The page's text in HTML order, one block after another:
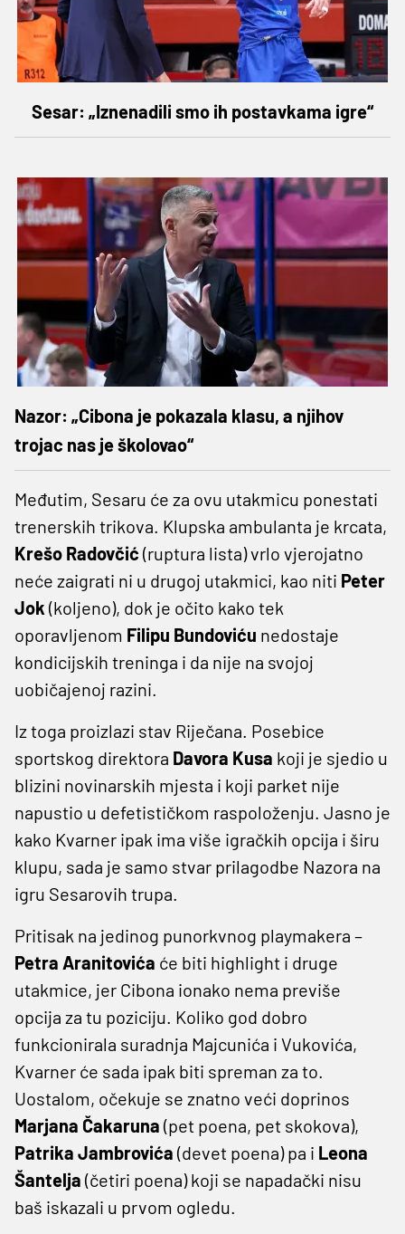
Sesar: „Iznenadili smo ih postavkama igre“
Nazor: „Cibona je pokazala klasu, a njihov
trojac nas je školovao“
Međutim, Sesaru će za ovu utakmicu ponestati
trenerskih trikova. Klupska ambulanta je krcata,
Krešo Radovčić (ruptura lista)vrlo vjerojatno
neće zaigrati ni u drugoj utakmici, kao niti Peter
Jok (koljeno), dok je očito kako tek
oporavljenom Filipu Bundoviću nedostaje
kondicijskih treninga i da nije na svojoj
uobičajenoj razini.
Iz toga proizlazi stav Riječana. Posebice
sportskog direktora Davora Kusa koji je sjedio u
blizini novinarskih mjesta i koji parket nije
napustio u defetističkom raspoloženju. Jasno je
kako Kvarner ipak ima više igračkih opcija i širu
klupu, sada je samo stvar prilagodbe Nazora na
igru Sesarovih trupa.
Pritisak na jedinog punorkvnog playmakera –
Petra Aranitovića će biti highlight i druge
utakmice, jer Cibona ionako nema previše
opcija za tu poziciju. Koliko god dobro
funkcionirala suradnja Majcunića i Vukovića,
Kvarner će sada ipak biti spreman za to.
Uostalom, očekuje se znatno veći doprinos
Marjana Čakaruna (pet poena, pet skokova),
Patrika Jambrovića (devet poena) pa i Leona
Šantelja (četiri poena) koji se napadački nisu
baš iskazali u prvom ogledu.